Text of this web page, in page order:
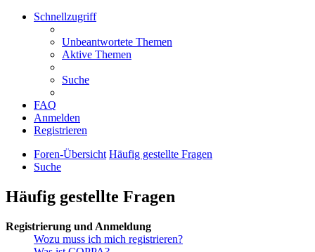
Schnellzugriff
Unbeantwortete Themen
Aktive Themen
Suche
FAQ
Anmelden
Registrieren
Foren-Übersicht Häufig gestellte Fragen
Suche
Häufig gestellte Fragen
Registrierung und Anmeldung
Wozu muss ich mich registrieren?